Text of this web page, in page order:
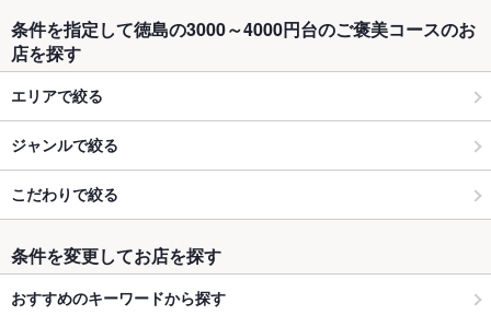
条件を指定して徳島の3000～4000円台のご褒美コースのお
店を探す
エリアで絞る
ジャンルで絞る
こだわりで絞る
条件を変更してお店を探す
おすすめのキーワードから探す